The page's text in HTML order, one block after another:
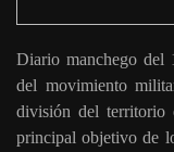
Diario manchego del
del movimiento
división del
principal objetivo de